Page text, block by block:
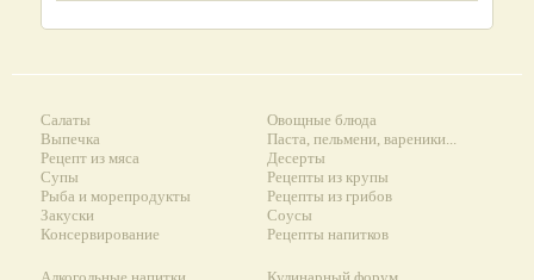
Салаты
Выпечка
Рецепт из мяса
Супы
Рыба и морепродукты
Закуски
Консервирование
Овощные блюда
Паста, пельмени, вареники...
Десерты
Рецепты из крупы
Рецепты из грибов
Соусы
Рецепты напитков